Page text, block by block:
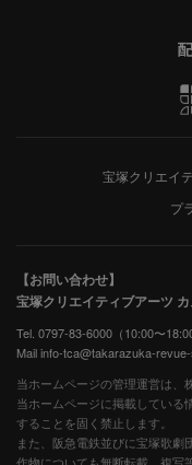
宝塚クリエイ
プ
【お問い合わせ】
宝塚クリエイティブアーツ
Tel. 0797-83-6000（10:00〜
Mail info-tca@takarazuka-
当ホームページの管理運営は、
当ホームページに掲載している
することを固く禁止します。
また、阪急電鉄並びに宝塚歌